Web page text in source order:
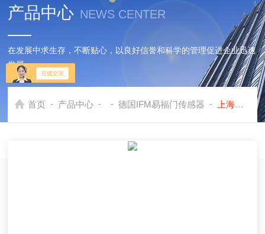
产品中心 NEWS CENTER
在发展中求生存，不断贴心，以良好信誉和科学的管理促进企业迅速
发展
首页 - 产品中心 - - 德国IFM易福门传感器 - 上海总经销商IFM电感式传感器